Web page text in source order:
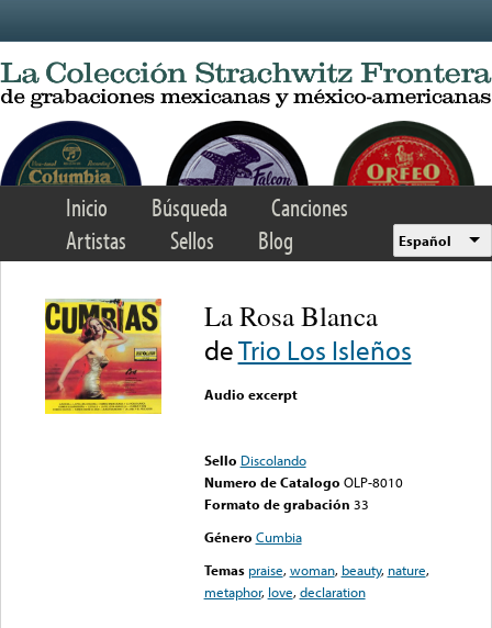
Inicio Búsqueda
Canciones
Artistas
Sellos Blog Español
La Rosa Blanca
deTrio Los Isleños
Audio excerpt
Sello Discolando
Numero de Catalogo OLP-8010
Formato de grabación 33
Género Cumbia
Temas praise,woman, beauty, nature,
metaphor, love,declaration